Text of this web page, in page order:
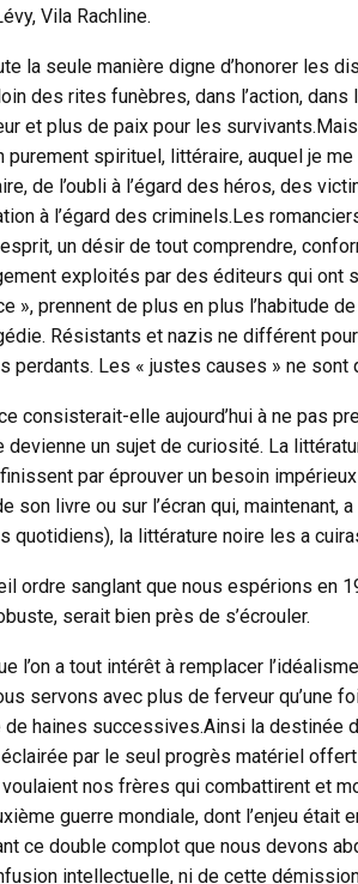
Vila Rachline.
la seule manière digne d’honorer les
des rites funèbres, dans l’action,
et plus de paix pour les
purement spirituel, littéraire, auquel je
de l’oubli à l’égard des héros, des
à l’égard des criminels.Les
un désir de tout comprendre,
exploités par des éditeurs qui ont
», prennent de plus en plus l’habitude
Résistants et nazis ne différent
perdants. Les « justes causes » ne sont
consisterait-elle aujourd’hui à ne pas
devienne un sujet de curiosité. La
par éprouver un besoin
son livre ou sur l’écran qui,
quotidiens), la littérature noire les a
ordre sanglant que nous espérions en
serait bien près de s’écrouler.
l’on a tout intérêt à remplacer
servons avec plus de ferveur qu’une
de haines successives.Ainsi la destinée
par le seul progrès matériel
nos frères qui combattirent et
guerre mondiale, dont l’enjeu était
ce double complot que nous devons
intellectuelle, ni de cette